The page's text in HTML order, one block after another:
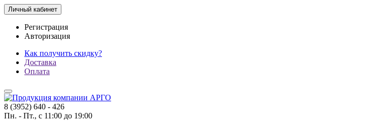
Личный кабинет
Регистрация
Авторизация
Как получить скидку?
Доставка
Оплата
8 (3952) 640 - 426
Пн. - Пт., с 11:00 до 19:00